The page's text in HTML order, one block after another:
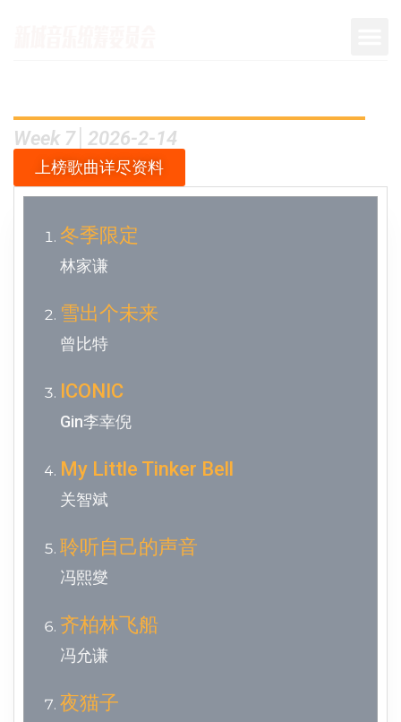
Week 7│2026-2-14
上榜歌曲详尽资料
冬季限定
林家谦
雪出个未来
曾比特
ICONIC
Gin李幸倪
My Little Tinker Bell
关智斌
聆听自己的声音
冯熙燮
齐柏林飞船
冯允谦
夜猫子